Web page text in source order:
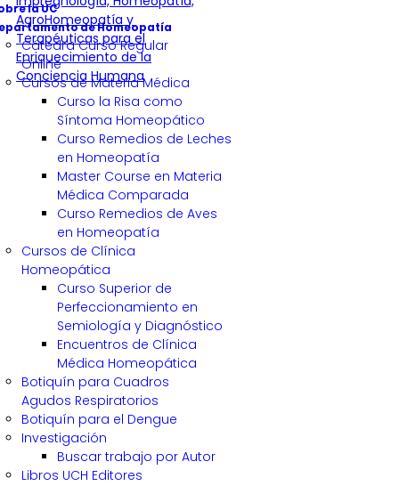
la UC
de Homeopatía
Cátedra Curso Regular
Online
Cursos de Materia Médica
Curso la Risa como
Síntoma Homeopático
Curso Remedios de Leches
en Homeopatía
Master Course en Materia
Médica Comparada
Curso Remedios de Aves
en Homeopatía
Cursos de Clínica
Homeopática
Curso Superior de
Perfeccionamiento en
Semiología y Diagnóstico
Encuentros de Clínica
Médica Homeopática
Botiquín para Cuadros
Agudos Respiratorios
Botiquín para el Dengue
Investigación
Buscar trabajo por Autor
Libros UCH Editores